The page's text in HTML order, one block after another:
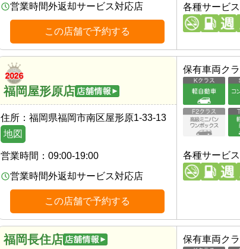
営業時間外返却サービス対応店
この店舗で予約する
各種サービス
福岡屋形原店
住所： 福岡県福岡市南区屋形原1-33-13
地図
営業時間： 09:00-19:00
営業時間外返却サービス対応店
この店舗で予約する
保有車両ク
各種サービス
福岡長住店 保有車両ク